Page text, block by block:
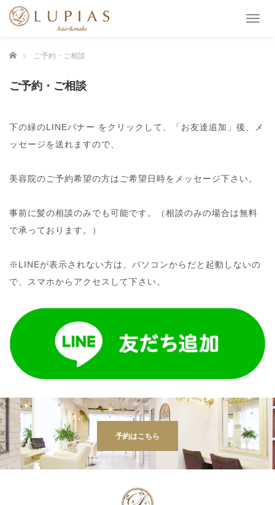
T
ホーム ご予約・ご相談
ご予約・ご相談
下の緑のLINEバナー をクリックして、「お友達追加」後、メ
ッセージを送れますので、
美容院のご予約希望の方はご希望日時をメッセージ下さい。
事前に髪の相談のみでも可能です。（相談のみの場合は無料
で承っております。）
※LINEが表示されない方は、パソコンからだと起動しないの
で、スマホからアクセスして下さい。
予約はこちら